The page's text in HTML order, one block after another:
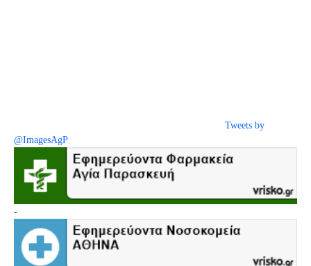
Tweets by
@ImagesAgP
-